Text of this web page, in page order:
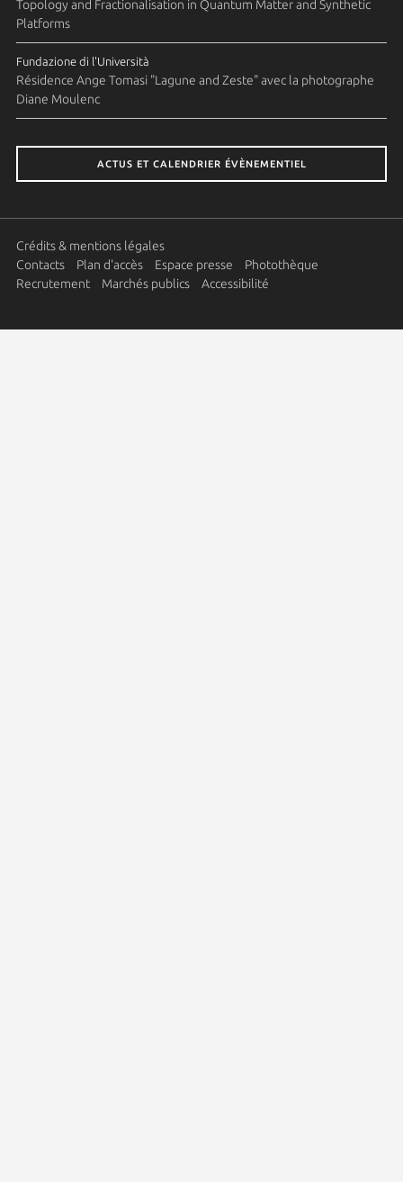
Topology and Fractionalisation in Quantum Matter and Synthetic
Platforms
Fundazione di l'Università
Résidence Ange Tomasi "Lagune and Zeste" avec la photographe
Diane Moulenc
ACTUS ET CALENDRIER ÉVÈNEMENTIEL
Crédits & mentions légales
Contacts
Plan d'accès Espace presse
Photothèque
Recrutement
Marchés publics Accessibilité